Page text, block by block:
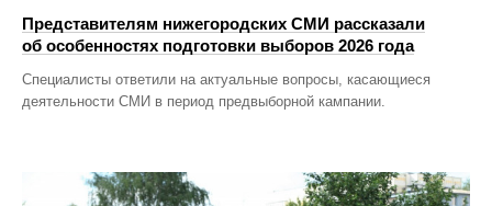
Представителям нижегородских СМИ рассказали
об особенностях подготовки выборов 2026 года
Специалисты ответили на актуальные вопросы, касающиеся
деятельности СМИ в период предвыборной кампании.